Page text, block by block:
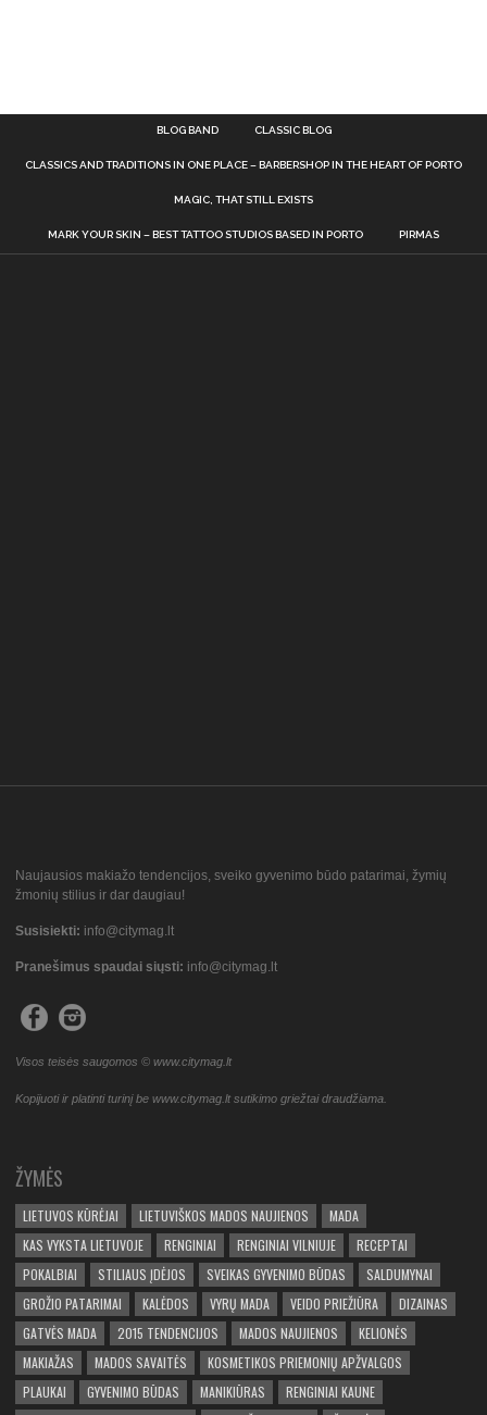
BLOG BAND CLASSIC BLOG
CLASSICS AND TRADITIONS IN ONE PLACE – BARBERSHOP IN THE HEART OF PORTO
MAGIC, THAT STILL EXISTS
MARK YOUR SKIN – BEST TATTOO STUDIOS BASED IN PORTO PIRMAS
Naujausios makiažo tendencijos, sveiko gyvenimo būdo patarimai, žymių
žmonių stilius ir dar daugiau!
Susisiekti: info@citymag.lt
Pranešimus spaudai siųsti: info@citymag.lt
Visos teisės saugomos © www.citymag.lt
Kopijuoti ir platinti turinį be www.citymag.lt sutikimo griežtai draudžiama.
ŽYMĖS
LIETUVOS KŪRĖJAI LIETUVIŠKOS MADOS NAUJIENOS
MADA
KAS VYKSTA LIETUVOJE
RENGINIAI RENGINIAI VILNIUJE
RECEPTAI
POKALBIAI
STILIAUS ĮDĖJOS SVEIKAS GYVENIMO BŪDAS
SALDUMYNAI
GROŽIO PATARIMAI
KALĖDOS VYRŲ MADA VEIDO PRIEŽIŪRA
DIZAINAS
GATVĖS MADA
2015 TENDENCIJOS MADOS NAUJIENOS
KELIONĖS
MAKIAŽAS
MADOS SAVAITĖS
KOSMETIKOS PRIEMONIŲ APŽVALGOS
PLAUKAI
GYVENIMO BŪDAS MANIKIŪRAS
RENGINIAI KAUNE